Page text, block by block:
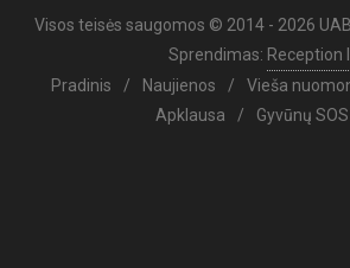
Visos teisės saugomos © 2014 - 2026 UAB
Sprendimas: Reception
Pradinis
/ Naujienos / Vieša
Apklausa
/ Gyvūnų SOS